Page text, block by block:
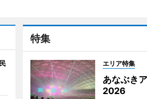
特集
エリア特集
あなぶき
2026